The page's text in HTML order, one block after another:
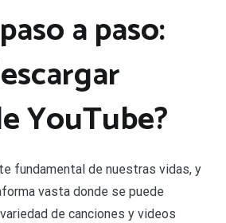
a paso:
YouTube?
fundamental de nuestras vidas, y
vasta donde se puede
de canciones y videos